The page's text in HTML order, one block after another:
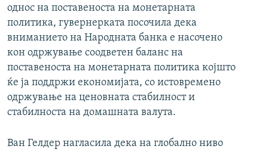
однос на поставеноста на монетарната
политика, гувернерката посочила дека
вниманието на Народната банка е насочено
кон одржување соодветен баланс на
поставеноста на монетарната политика којшто
ќе ја поддржи економијата, со истовремено
одржување на ценовната стабилност и
стабилноста на домашната валута.
Ван Гелдер нагласила дека на глобално ниво